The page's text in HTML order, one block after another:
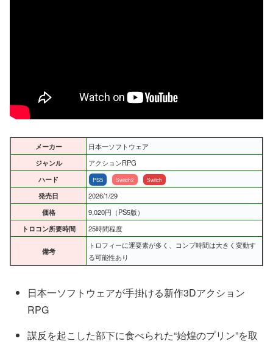
メーカー
日本一ソフトウェア
ジャンル
アクションRPG
ハード
PS5 Switch2 Switch
発売日
2026/1/29
価格
9,020円（PS5版）
トロコン所要時間
25時間程度
備考
トロフィーに運要素が多く、コンプ時間は大きく変動す
る可能性あり
日本一ソフトウェアが手掛ける新作3Dアクション
RPG
謀反を起こした部下に食べられた“始煌のプリン”を取